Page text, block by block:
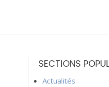
SECTIONS
Actualités